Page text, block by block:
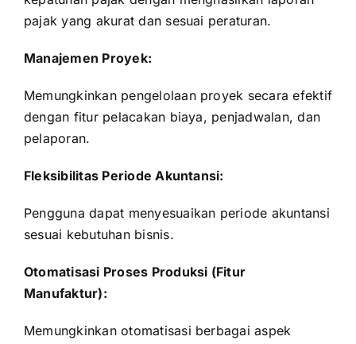
pajak yang akurat dan sesuai peraturan.
Manajemen Proyek:
Memungkinkan pengelolaan proyek secara efektif
dengan fitur pelacakan biaya, penjadwalan, dan
pelaporan.
Fleksibilitas Periode Akuntansi:
Pengguna dapat menyesuaikan periode akuntansi
sesuai kebutuhan bisnis.
Otomatisasi Proses Produksi (Fitur
Manufaktur):
Memungkinkan otomatisasi berbagai aspek